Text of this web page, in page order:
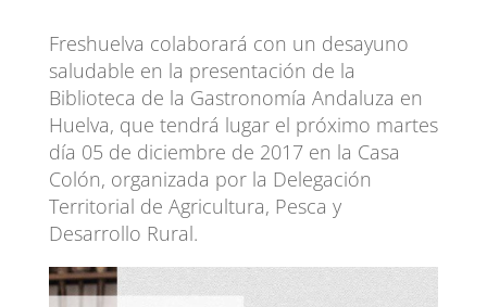
Freshuelva colaborará con un desayuno
saludable en la presentación de la
Biblioteca de la Gastronomía Andaluza en
Huelva, que tendrá lugar el próximo martes
día 05 de diciembre de 2017 en la Casa
Colón, organizada por la Delegación
Territorial de Agricultura, Pesca y
Desarrollo Rural.